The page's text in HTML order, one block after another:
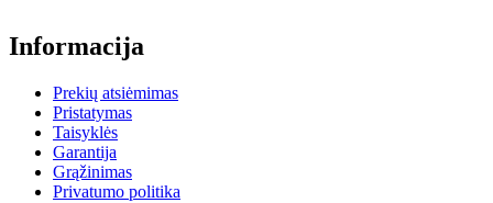
Informacija
Prekių atsiėmimas
Pristatymas
Taisyklės
Garantija
Grąžinimas
Privatumo politika